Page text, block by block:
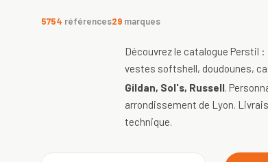
5754 références29 marques
Découvrez le catalogue Perstil :
vestes softshell, doudounes,
Gildan, Sol's, Russell.
arrondissement de Lyon.
technique.